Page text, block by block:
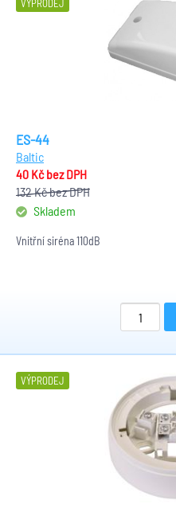
VÝPRODEJ
ES-44
Baltic
40 Kčbez DPH
132 Kčbez DPH
Skladem
Vnitřní siréna 110dB
VÝPRODEJ